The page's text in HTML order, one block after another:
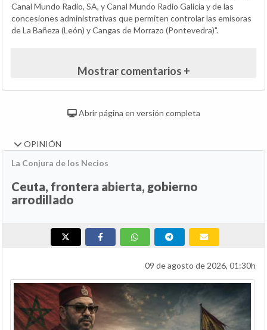
Canal Mundo Radio, SA, y Canal Mundo Radio Galicia y de las
concesiones administrativas que permiten controlar las emisoras
de La Bañeza (León) y Cangas de Morrazo (Pontevedra)".
Mostrar comentarios +
Abrir página en versión completa
OPINIÓN
La Conjura de los Necios
Ceuta, frontera abierta, gobierno
arrodillado
09 de agosto de 2026, 01:30h